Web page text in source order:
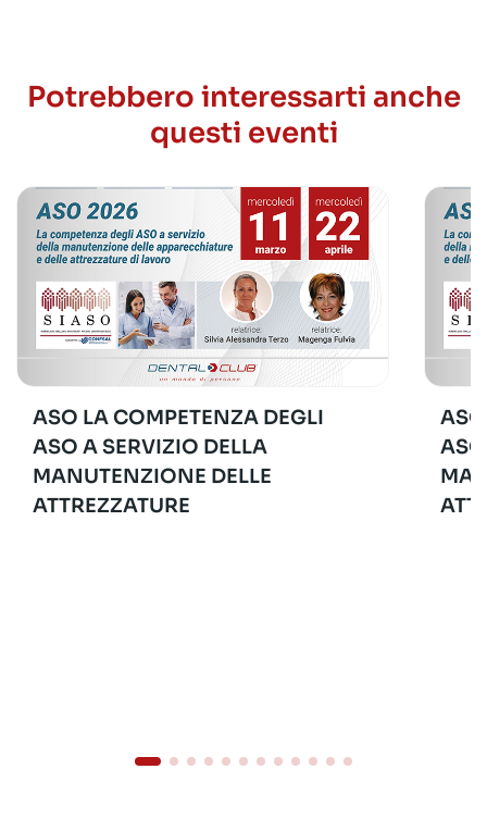
Potrebbero interessarti anche
questi eventi
ASO LA COMPETENZA DEGLI
ASO A SERVIZIO DELLA
MANUTENZIONE DELLE
ATTREZZATURE